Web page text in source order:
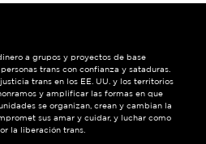
a grupos y proyectos de base
trans con confianza y sataduras.
trans en los EE. UU. y los territorios
y amplificar las formas en que
se organizan, crean y cambian la
sus amar y cuidar, y luchar como
la liberación trans.